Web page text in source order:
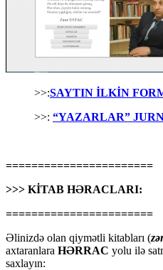
>>:SAYTIN İLKİN
>>: “YAZARLAR”
=======================
>>> KİTAB HƏRACLARI:
=======================
Əlinizdə olan qiymətli kitabları (
axtaranlara HƏRRAC yolu ilə
saxlayın: